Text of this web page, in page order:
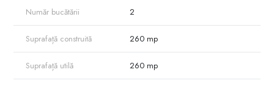
Număr bucătării 2
Suprafață construită 260 mp
Suprafață utilă 260 mp